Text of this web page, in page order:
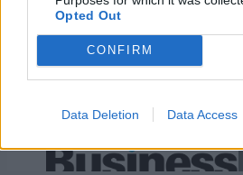
Opted Out
CONFIRM
Data Deletion Data Access
Χρηματοδότηση 8 εκατ. ευρώ
σε 843 μέσα ενημέρωσης-
Ξεκίνησε το πενταετές